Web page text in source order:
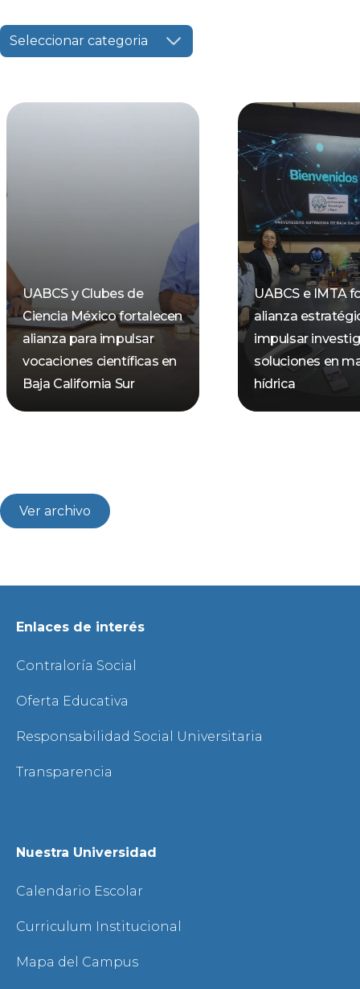
Seleccionar categoria
UABCS y Clubes de
Ciencia México fortalecen
alianza para impulsar
vocaciones científicas en
Baja California Sur
UABCS e IMTA
alianza
impulsar
soluciones en
hídrica
Ver archivo
Enlaces de interés
Contraloría Social
Oferta Educativa
Responsabilidad Social Universitaria
Transparencia
Nuestra Universidad
Calendario Escolar
Curriculum Institucional
Mapa del Campus